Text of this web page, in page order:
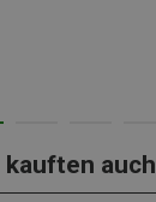
auch